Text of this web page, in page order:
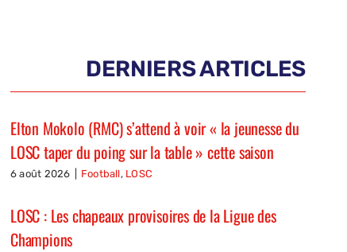
DERNIERS ARTICLES
Elton Mokolo (RMC) s’attend à voir « la jeunesse du
LOSC taper du poing sur la table » cette saison
6 août 2026 Football, LOSC
LOSC : Les chapeaux provisoires de la Ligue des
Champions